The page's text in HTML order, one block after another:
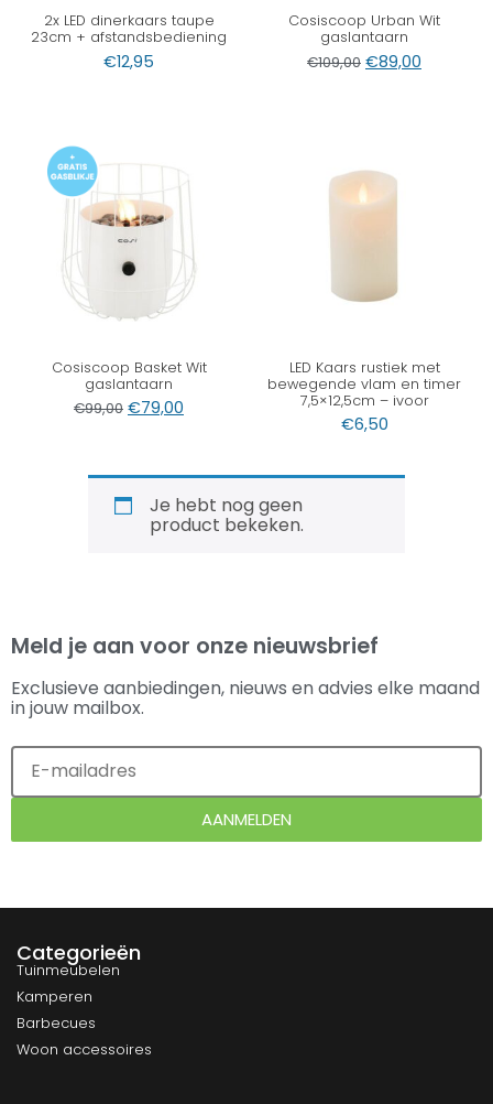
2x LED dinerkaars taupe
23cm + afstandsbediening
€12,95
Cosiscoop Urban Wit
gaslantaarn
€109,00 €89,00
Cosiscoop Basket Wit
gaslantaarn
€99,00 €79,00
LED Kaars rustiek met
bewegende vlam en timer
7,5×12,5cm – ivoor
€6,50
Je hebt nog geen
product bekeken.
Meld je aan voor onze nieuwsbrief
Exclusieve aanbiedingen, nieuws en advies elke maand
in jouw mailbox.
AANMELDEN
Categorieën
Tuinmeubelen
Kamperen
Barbecues
Woon accessoires